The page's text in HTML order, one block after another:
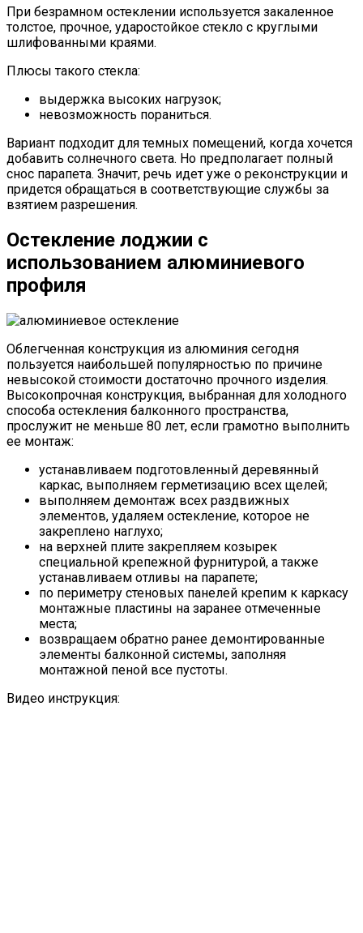
При безрамном остеклении используется закаленное
толстое, прочное, ударостойкое стекло с круглыми
шлифованными краями.
Плюсы такого стекла:
выдержка высоких нагрузок;
невозможность пораниться.
Вариант подходит для темных помещений, когда хочется
добавить солнечного света. Но предполагает полный
снос парапета. Значит, речь идет уже о реконструкции и
придется обращаться в соответствующие службы за
взятием разрешения.
Остекление лоджии с
использованием алюминиевого
профиля
Облегченная конструкция из алюминия сегодня
пользуется наибольшей популярностью по причине
невысокой стоимости достаточно прочного изделия.
Высокопрочная конструкция, выбранная для холодного
способа остекления балконного пространства,
прослужит не меньше 80 лет, если грамотно выполнить
ее монтаж:
устанавливаем подготовленный деревянный
каркас, выполняем герметизацию всех щелей;
выполняем демонтаж всех раздвижных
элементов, удаляем остекление, которое не
закреплено наглухо;
на верхней плите закрепляем козырек
специальной крепежной фурнитурой, а также
устанавливаем отливы на парапете;
по периметру стеновых панелей крепим к каркасу
монтажные пластины на заранее отмеченные
места;
возвращаем обратно ранее демонтированные
элементы балконной системы, заполняя
монтажной пеной все пустоты.
Видео инструкция: